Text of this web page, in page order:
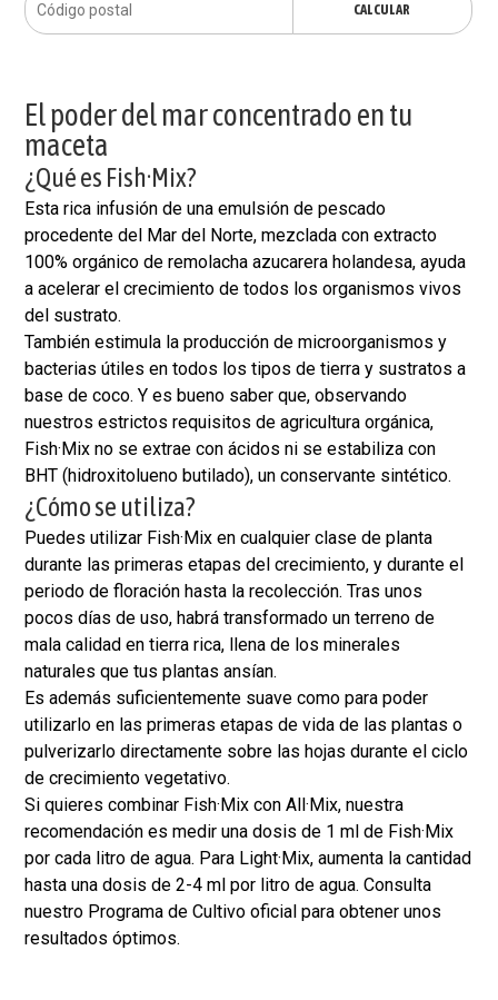
CALCULAR
El poder del mar concentrado en tu
maceta
¿Qué es Fish·Mix?
Esta rica infusión de una emulsión de pescado
procedente del Mar del Norte, mezclada con extracto
100% orgánico de remolacha azucarera holandesa, ayuda
a acelerar el crecimiento de todos los organismos vivos
del sustrato.
También estimula la producción de microorganismos y
bacterias útiles en todos los tipos de tierra y sustratos a
base de coco. Y es bueno saber que, observando
nuestros estrictos requisitos de agricultura orgánica,
Fish·Mix no se extrae con ácidos ni se estabiliza con
BHT (hidroxitolueno butilado), un conservante sintético.
¿Cómo se utiliza?
Puedes utilizar Fish·Mix en cualquier clase de planta
durante las primeras etapas del crecimiento, y durante el
periodo de floración hasta la recolección. Tras unos
pocos días de uso, habrá transformado un terreno de
mala calidad en tierra rica, llena de los minerales
naturales que tus plantas ansían.
Es además suficientemente suave como para poder
utilizarlo en las primeras etapas de vida de las plantas o
pulverizarlo directamente sobre las hojas durante el ciclo
de crecimiento vegetativo.
Si quieres combinar Fish·Mix con All·Mix, nuestra
recomendación es medir una dosis de 1 ml de Fish·Mix
por cada litro de agua. Para Light·Mix, aumenta la cantidad
hasta una dosis de 2-4 ml por litro de agua. Consulta
nuestro Programa de Cultivo oficial para obtener unos
resultados óptimos.